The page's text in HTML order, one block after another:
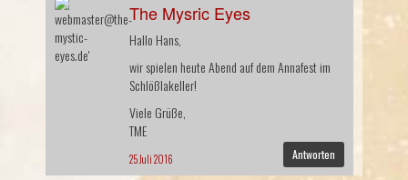
The Mysric Eyes
Hallo Hans,
wir spielen heute Abend auf dem Annafest im
Schlößlakeller!
Viele Grüße,
TME
25 Juli 2016 Antworten